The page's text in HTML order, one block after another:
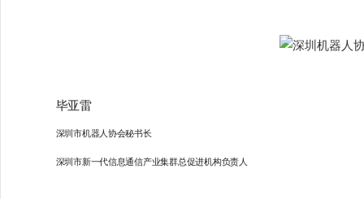
毕亚雷
深圳市机器人协会秘书长
深圳市新一代信息通信产业集群总促进机构负责人